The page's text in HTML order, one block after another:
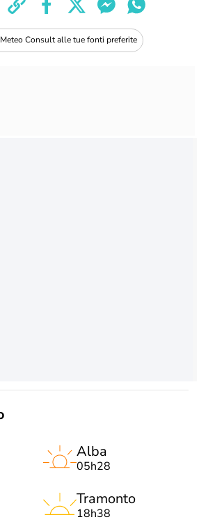
Consult alle tue fonti preferite
Alba
05h28
Tramonto
18h38